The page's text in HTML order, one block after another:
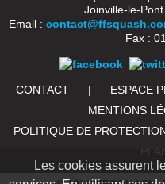
Joinville-le-Pont
Email :
Fax :
CONTACT | ESPACE
MENTIONS
POLITIQUE DE
Les cookies assurent